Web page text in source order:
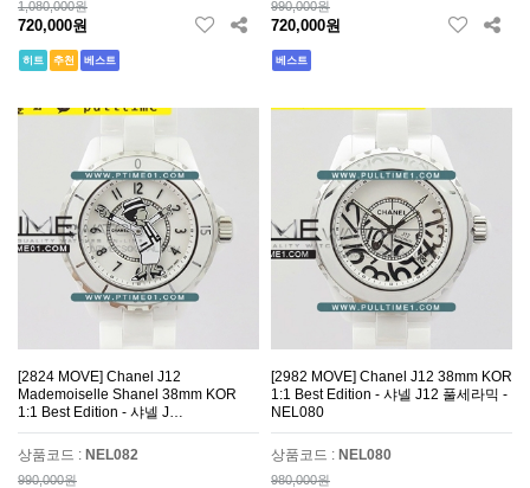
1,080,000원
720,000원
히트 추천 베스트
990,000원
720,000원
베스트
[2824 MOVE] Chanel J12
Mademoiselle Shanel 38mm KOR
1:1 Best Edition - 샤넬 J…
상품코드 : NEL082
990,000원
[2982 MOVE] Chanel J12 38mm KOR
1:1 Best Edition - 샤넬 J12 풀세라믹 -
NEL080
상품코드 : NEL080
980,000원